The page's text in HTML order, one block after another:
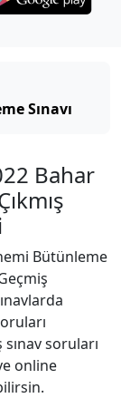
Sınavı
Bahar
Bütünleme
sınav soruları
online